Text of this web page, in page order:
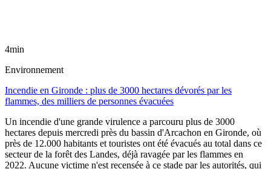
4min
Environnement
Incendie en Gironde : plus de 3000 hectares dévorés par les
flammes, des milliers de personnes évacuées
Un incendie d'une grande virulence a parcouru plus de 3000
hectares depuis mercredi près du bassin d'Arcachon en Gironde, où
près de 12.000 habitants et touristes ont été évacués au total dans ce
secteur de la forêt des Landes, déjà ravagée par les flammes en
2022. Aucune victime n'est recensée à ce stade par les autorités, qui